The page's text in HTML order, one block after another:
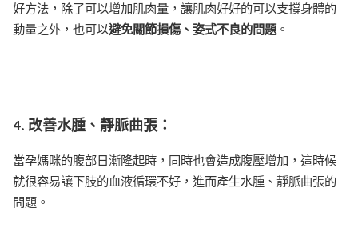
好方法，除了可以增加肌肉量，讓肌肉好好的可以支撐身體的
動量之外，也可以避免關節損傷、姿式不良的問題 。
4. 改善水腫、靜脈曲張：
當孕媽咪的腹部日漸隆起時，同時也會造成腹壓增加，這時候
就很容易讓下肢的血液循環不好，進而產生水腫、靜脈曲張的
問題。